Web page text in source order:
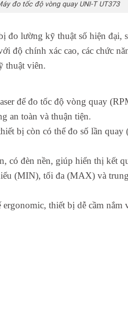
đo tốc độ vòng quay UNI-T UT373
lường kỹ thuật số hiện đại,
độ chính xác cao, các chức
thuật viên.
để đo tốc độ vòng quay
an toàn và thuận tiện.
bị còn có thể đo số lần
đèn nền, giúp hiển thị kết
(MIN), tối đa (MAX) và
thiết bị dễ cầm nắm